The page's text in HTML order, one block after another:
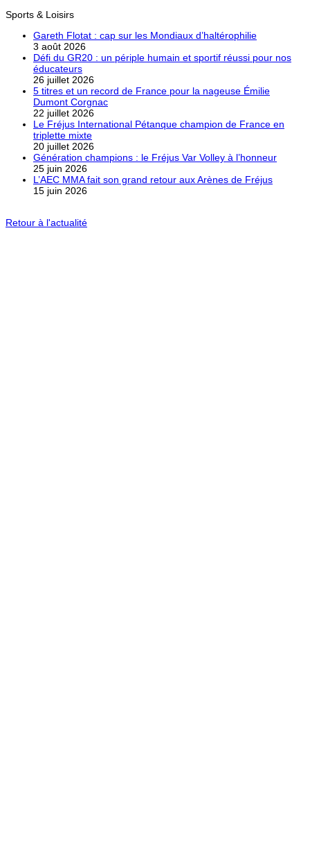
Sports & Loisirs
Gareth Flotat : cap sur les Mondiaux d’haltérophilie
3 août 2026
Défi du GR20 : un périple humain et sportif réussi pour nos
éducateurs
26 juillet 2026
5 titres et un record de France pour la nageuse Émilie
Dumont Corgnac
22 juillet 2026
Le Fréjus International Pétanque champion de France en
triplette mixte
20 juillet 2026
Génération champions : le Fréjus Var Volley à l’honneur
25 juin 2026
L’AEC MMA fait son grand retour aux Arènes de Fréjus
15 juin 2026
Retour à l'actualité